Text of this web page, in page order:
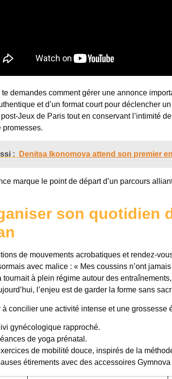
demandes comment gérer une annonce
et d’un format court pour déclencher
Jeux de Paris tout en conservant l’intimité
promesses.
: Denitsa Ikonomova attend son premier
marque le point de départ d’un parcours
son quotidien
de mouvements acrobatiques et rendez-
avec malice : « Mes coussins n’ont
tournait à plein régime autour des
l’enjeu est de garder la forme sans
à concilier une activité intense et une grossesse
gynécologique rapproché.
de yoga prénatal.
de mobilité douce, inspirés de la
étirements avec des accessoires